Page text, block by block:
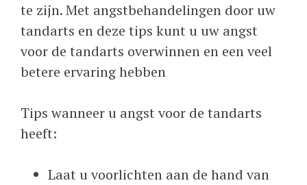
te zijn. Met angstbehandelingen door uw
tandarts en deze tips kunt u uw angst
voor de tandarts overwinnen en een veel
betere ervaring hebben
Tips wanneer u angst voor de tandarts
heeft:
Laat u voorlichten aan de hand van